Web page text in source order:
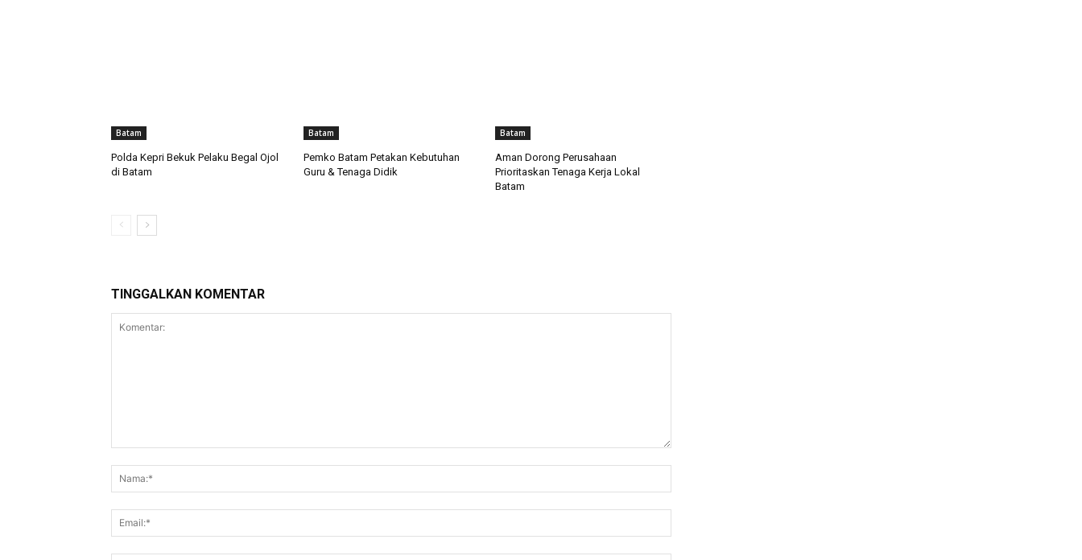
Batam
Polda Kepri Bekuk Pelaku Begal Ojol
di Batam
Batam
Pemko Batam Petakan Kebutuhan
Guru & Tenaga Didik
Batam
Aman Dorong Perusahaan
Prioritaskan Tenaga Kerja Lokal
Batam
TINGGALKAN KOMENTAR